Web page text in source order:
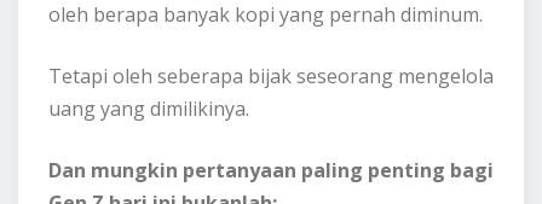
oleh berapa banyak kopi yang pernah diminum.
Tetapi oleh seberapa bijak seseorang mengelola
uang yang dimilikinya.
Dan mungkin pertanyaan paling penting bagi